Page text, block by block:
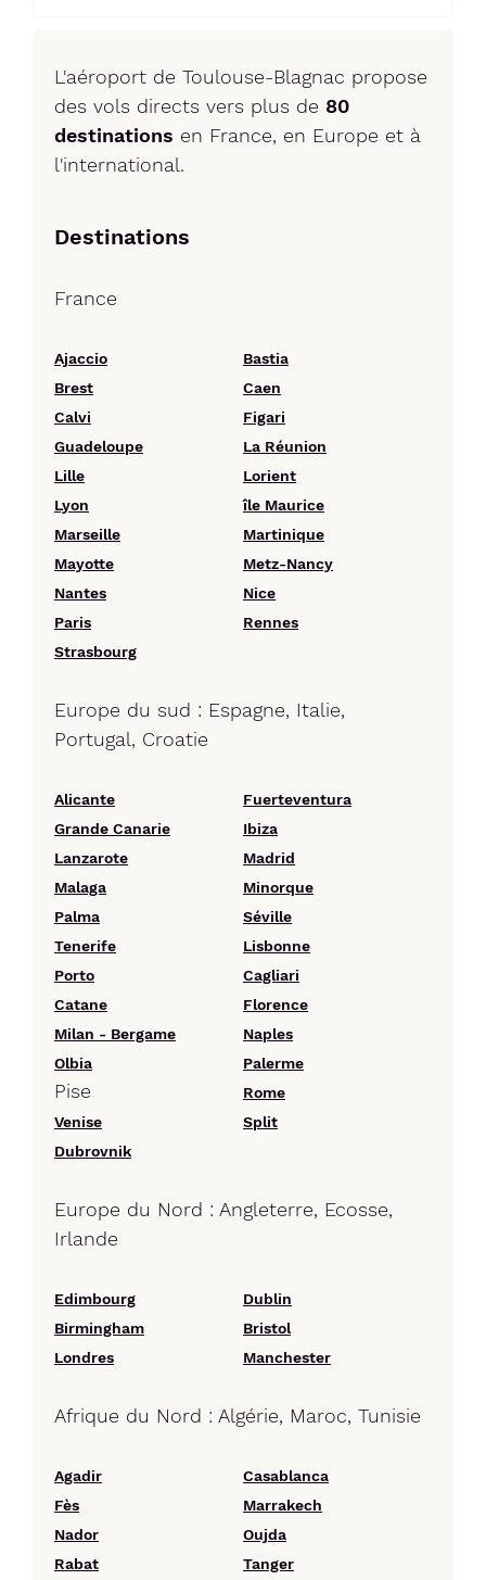
L'aéroport de Toulouse-Blagnac propose
des vols directs vers plus de 80
destinations en France, en Europe et à
l'international.
Destinations
France
Ajaccio
Bastia
Brest
Caen
Calvi
Figari
Guadeloupe
La Réunion
Lille
Lorient
Lyon
île Maurice
Marseille
Martinique
Mayotte
Metz-Nancy
Nantes
Nice
Paris
Rennes
Strasbourg
Europe du sud : Espagne, Italie,
Portugal, Croatie
Alicante
Fuerteventura
Grande Canarie
Ibiza
Lanzarote
Madrid
Malaga
Minorque
Palma
Séville
Tenerife
Lisbonne
Porto
Cagliari
Catane
Florence
Milan - Bergame
Naples
Olbia
Palerme
Pise
Rome
Venise
Split
Dubrovnik
Europe du Nord : Angleterre, Ecosse,
Irlande
Edimbourg
Dublin
Birmingham
Bristol
Londres
Manchester
Afrique du Nord : Algérie, Maroc, Tunisie
Agadir
Casablanca
Fès
Marrakech
Nador
Oujda
Rabat
Tanger